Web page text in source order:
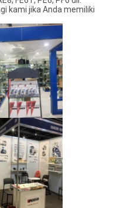
kami jika Anda memiliki